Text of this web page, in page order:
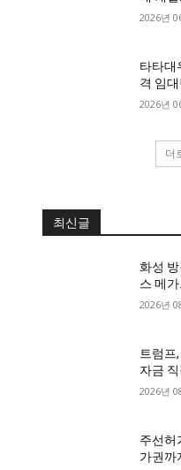
2026년
타타대
격 임
2026년
더
최신글
화성
스 메
2026년
트럼프
자금
2026년
주선허
가권까